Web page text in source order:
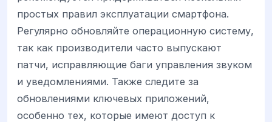
простых правил эксплуатации смартфона.
Регулярно обновляйте операционную систему,
так как производители часто выпускают
патчи, исправляющие баги управления звуком
и уведомлениями. Также следите за
обновлениями ключевых приложений,
особенно тех, которые имеют доступ к